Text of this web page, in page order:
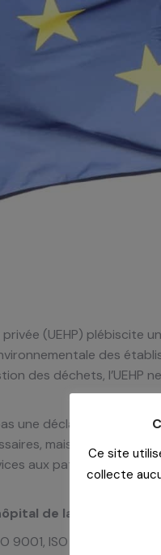
privée (UEHP)
des
des déchets, l’UEHP
une déclaration mais
mais la
aux patients et
de la Croix-
9001, ISO 14001 puisa
Ce site
collecte